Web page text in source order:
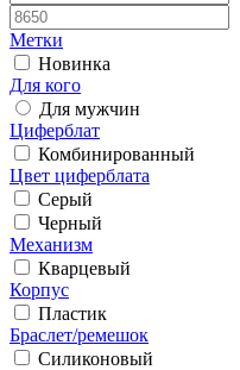
Метки
Новинка
Для кого
Для мужчин
Циферблат
Комбинированный
Цвет циферблата
Серый
Черный
Механизм
Кварцевый
Корпус
Пластик
Браслет/ремешок
Силиконовый